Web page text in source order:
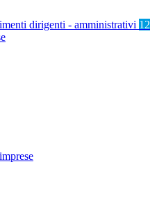
dirigenti - amministrativi 12